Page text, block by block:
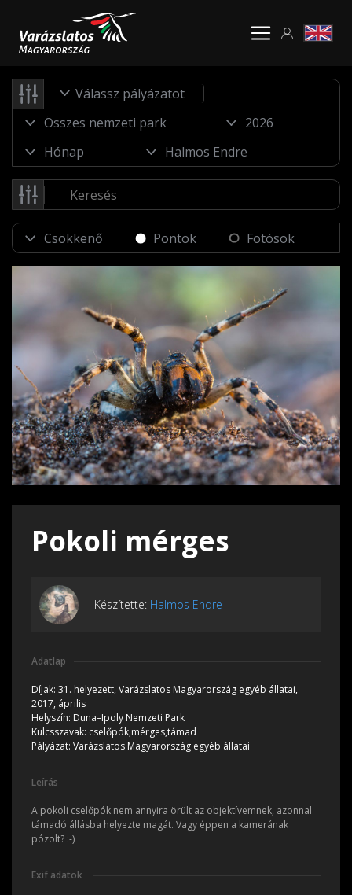
Válassz pályázatot
Pontok Fotósok
Pokoli mérges
Készítette: Halmos Endre
Adatlap
Díjak: 31. helyezett, Varázslatos Magyarország egyéb állatai,
2017, április
Helyszín: Duna–Ipoly Nemzeti Park
Kulcsszavak: cselőpók,mérges,támad
Pályázat: Varázslatos Magyarország egyéb állatai
Leírás
A pokoli cselőpók nem annyira örült az objektívemnek, azonnal
támadó állásba helyezte magát. Vagy éppen a kamerának
pózolt? :-)
Exif adatok